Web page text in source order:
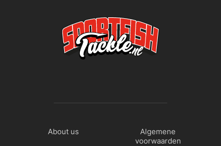
About us
Algemene
voorwaarden